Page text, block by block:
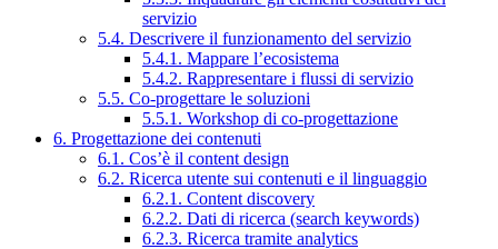
servizio
5.4. Descrivere il funzionamento del servizio
5.4.1. Mappare l’ecosistema
5.4.2. Rappresentare i flussi di servizio
5.5. Co-progettare le soluzioni
5.5.1. Workshop di co-progettazione
6. Progettazione dei contenuti
6.1. Cos’è il content design
6.2. Ricerca utente sui contenuti e il linguaggio
6.2.1. Content discovery
6.2.2. Dati di ricerca (search keywords)
6.2.3. Ricerca tramite analytics